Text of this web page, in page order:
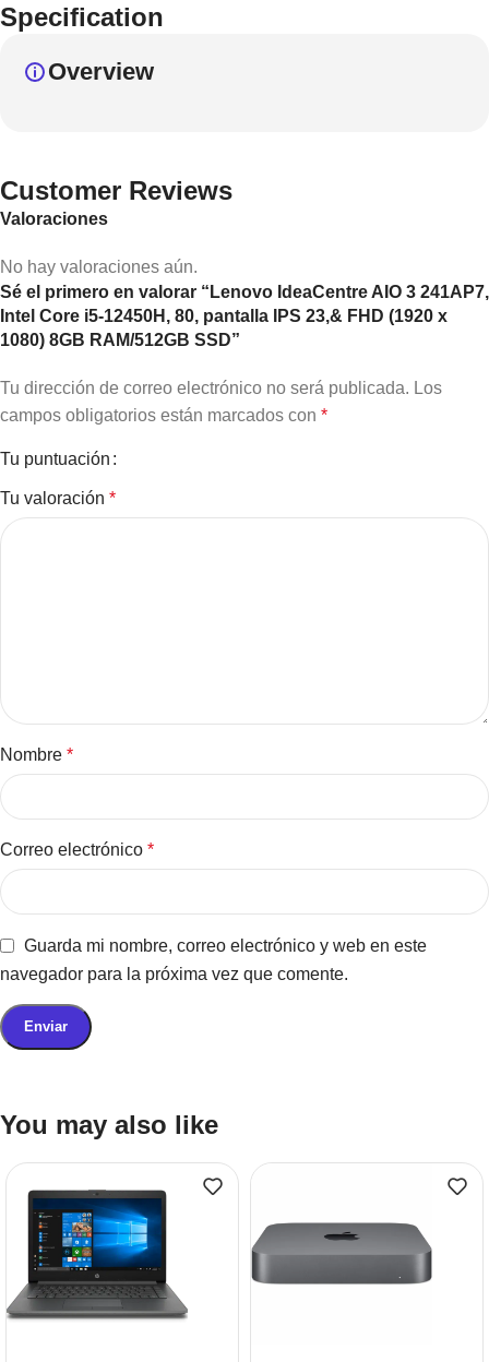
Specification
Overview
Customer Reviews
Valoraciones
No hay valoraciones aún.
Sé el primero en valorar “Lenovo IdeaCentre AIO 3 241AP7,
Intel Core i5-12450H, 80, pantalla IPS 23,& FHD (1920 x
1080) 8GB RAM/512GB SSD”
Tu dirección de correo electrónico no será publicada. Los
campos obligatorios están marcados con *
Tu puntuación
Tu valoración *
Nombre *
Correo electrónico *
Guarda mi nombre, correo electrónico y web en este
navegador para la próxima vez que comente.
You may also like